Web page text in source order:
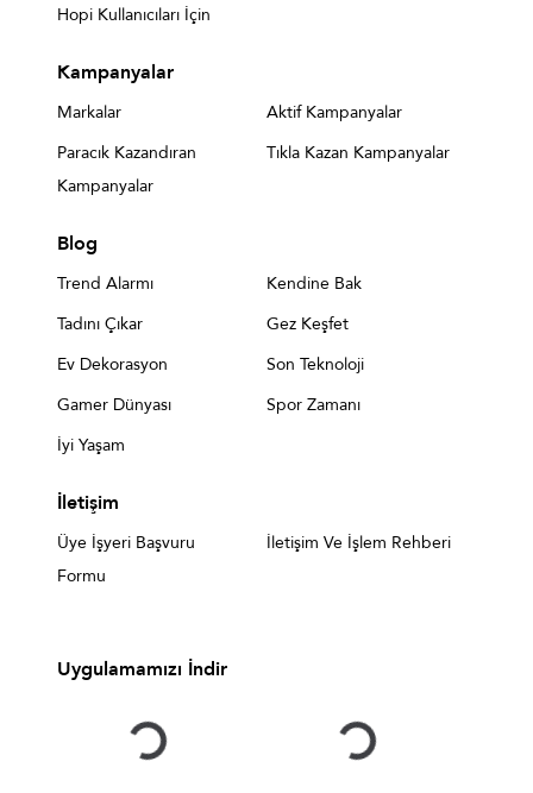
Hopi Kullanıcıları İçin
Kampanyalar
Markalar
Aktif Kampanyalar
Paracık Kazandıran
Kampanyalar
Tıkla Kazan Kampanyalar
Blog
Trend Alarmı
Kendine Bak
Tadını Çıkar
Gez Keşfet
Ev Dekorasyon
Son Teknoloji
Gamer Dünyası
Spor Zamanı
İyi Yaşam
İletişim
Üye İşyeri Başvuru
Formu
İletişim Ve İşlem Rehberi
Uygulamamızı İndir